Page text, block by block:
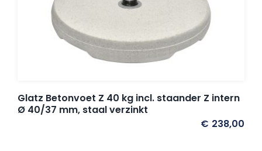
Glatz stofstalen collectie Sampleboeken
Umbrosa en Paraflex parasoldoeken
Glatz Betonvoet Z 40 kg incl. staander Z intern
Ø 40/37 mm, staal verzinkt
€ 238,00